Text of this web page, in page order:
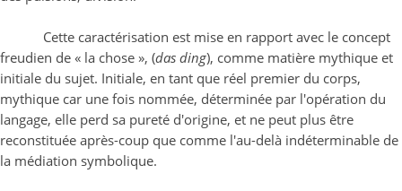
Cette caractérisation est mise en rapport avec le concept
freudien de « la chose », (das ding), comme matière mythique et
initiale du sujet. Initiale, en tant que réel premier du corps,
mythique car une fois nommée, déterminée par l'opération du
langage, elle perd sa pureté d'origine, et ne peut plus être
reconstituée après-coup que comme l'au-delà indéterminable de
la médiation symbolique.